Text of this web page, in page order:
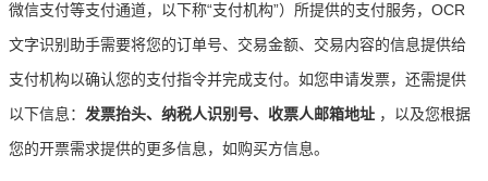
微信支付等支付通道，以下称“支付机构”）所提供的支付服务，OCR
文字识别助手需要将您的订单号、交易金额、交易内容的信息提供给
支付机构以确认您的支付指令并完成支付。如您申请发票，还需提供
以下信息： 发票抬头、纳税人识别号、收票人邮箱地址 ，以及您根据
您的开票需求提供的更多信息，如购买方信息。